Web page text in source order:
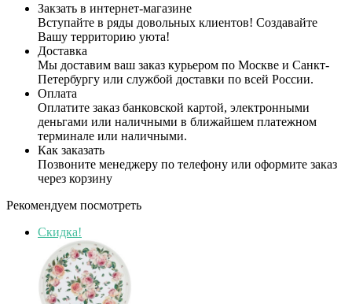
Закзать в интернет-магазине
Вступайте в ряды довольных клиентов! Создавайте
Вашу территорию уюта!
Доставка
Мы доставим ваш заказ курьером по Москве и Санкт-
Петербургу или службой доставки по всей России.
Оплата
Оплатите заказ банковской картой, электронными
деньгами или наличными в ближайшем платежном
терминале или наличными.
Как заказать
Позвоните менеджеру по телефону или оформите заказ
через корзину
Рекомендуем посмотреть
Скидка!